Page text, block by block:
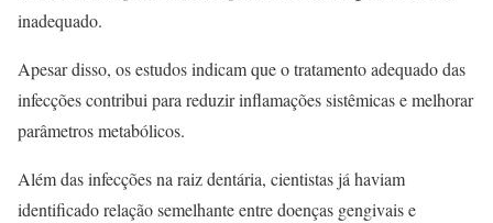
inadequado.
Apesar disso, os estudos indicam que o tratamento adequado das
infecções contribui para reduzir inflamações sistêmicas e melhorar
parâmetros metabólicos.
Além das infecções na raiz dentária, cientistas já haviam
identificado relação semelhante entre doenças gengivais e